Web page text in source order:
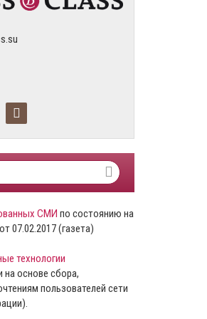
СМИ по состоянию на
от 07.02.2017 (газета)
технологии
основе сбора,
пользователей сети